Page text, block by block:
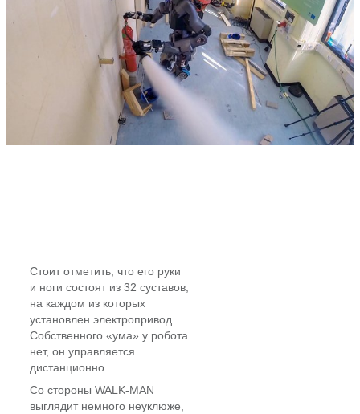
Стоит отметить, что его руки
и ноги состоят из 32 суставов,
на каждом из которых
установлен электропривод.
Собственного «ума» у робота
нет, он управляется
дистанционно.
Со стороны WALK-MAN
выглядит немного неуклюже,